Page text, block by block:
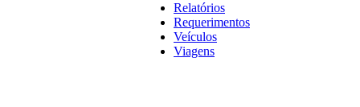
Relatórios
Requerimentos
Veículos
Viagens